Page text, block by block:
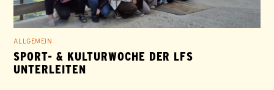
ALLGEMEIN
SPORT- & KULTURWOCHE DER LFS
UNTERLEITEN